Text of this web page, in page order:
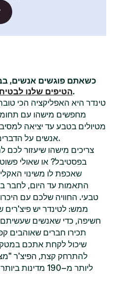
כשאתם פוגשים אנשים,
הטיפים שלנושלנו.
טינדר היא האפליקציה הכי
מחפשים מישהו עם תחומי
מטיולים בטבע עד יציאה
אנשים על הדברים שאתם הכי נהנים לעשות.
צריכים מישהו שיעזור
בפסטיבל? או שאולי
התאמות עד היום, לחבר
טבעי. החוויה שלכם עם
ממש: לטינדר יש פיצ'רים
חשיפה, כדי שאנשים שעשיתם
תכירו חברים שאוהבים
שיכול לקחת אתכם
להתרחק קצת, הפיצ'ר